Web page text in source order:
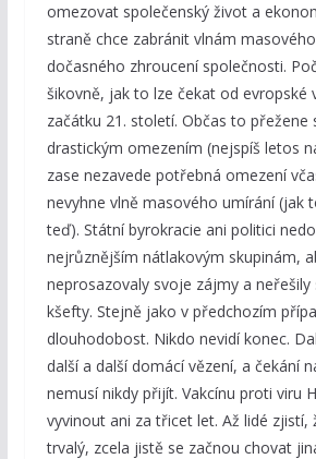
omezovat společenský život a
straně chce zabránit vlnám
dočasného zhroucení společnosti.
šikovně, jak to lze čekat od evropské
začátku 21. století. Občas to přežene
drastickým omezením (nejspíš letos
zase nezavede potřebná omezení
nevyhne vlně masového umírání (jak
teď). Státní byrokracie ani politici
nejrůznějším nátlakovým skupinám,
neprosazovaly svoje zájmy a neřešily
kšefty. Stejně jako v předchozím
dlouhodobost. Nikdo nevidí konec.
další a další domácí vězení, a čekání
nemusí nikdy přijít. Vakcínu proti viru
vyvinout ani za třicet let. Až lidé zjistí,
trvalý, zcela jistě se začnou chovat